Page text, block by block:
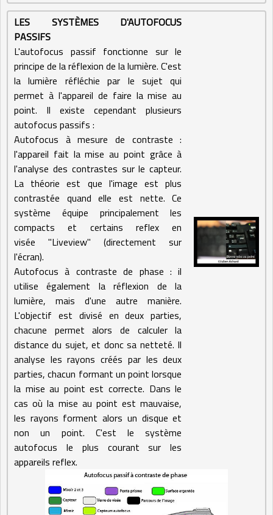
LES SYSTÈMES D'AUTOFOCUS
PASSIFS
L'autofocus passif fonctionne sur le
principe de la réflexion de la lumière. C'est
la lumière réfléchie par le sujet qui
permet à l'appareil de faire la mise au
point. Il existe cependant plusieurs
autofocus passifs :
Autofocus à mesure de contraste :
l'appareil fait la mise au point grâce à
l'analyse des contrastes sur le capteur.
La théorie est que l'image est plus
contrastée quand elle est nette. Ce
système équipe principalement les
compacts et certains reflex en
visée "Liveview" (directement sur
l'écran).
Autofocus à contraste de phase : il
utilise également la réflexion de la
lumière, mais d'une autre manière.
L'objectif est divisé en deux parties,
chacune permet alors de calculer la
distance du sujet, et donc sa netteté. Il
analyse les rayons créés par les deux
parties, chacun formant un point lorsque
la mise au point est correcte. Dans le
cas où la mise au point est mauvaise,
les rayons forment alors un disque et
non un point. C'est le système
autofocus le plus courant sur les
appareils reflex.